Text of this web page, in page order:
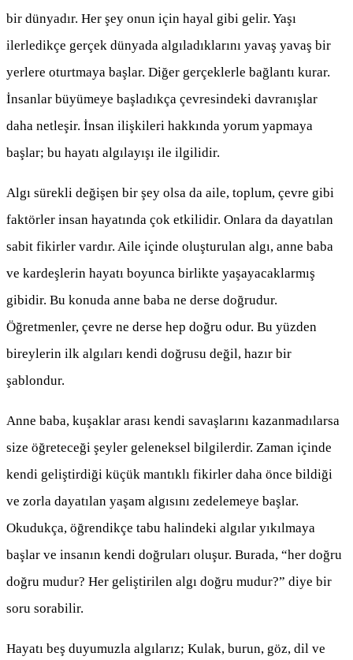
bir dünyadır. Her şey onun için hayal gibi gelir. Yaşı
ilerledikçe gerçek dünyada algıladıklarını yavaş yavaş bir
yerlere oturtmaya başlar. Diğer gerçeklerle bağlantı kurar.
İnsanlar büyümeye başladıkça çevresindeki davranışlar
daha netleşir. İnsan ilişkileri hakkında yorum yapmaya
başlar; bu hayatı algılayışı ile ilgilidir.
Algı sürekli değişen bir şey olsa da aile, toplum, çevre gibi
faktörler insan hayatında çok etkilidir. Onlara da dayatılan
sabit fikirler vardır. Aile içinde oluşturulan algı, anne baba
ve kardeşlerin hayatı boyunca birlikte yaşayacaklarmış
gibidir. Bu konuda anne baba ne derse doğrudur.
Öğretmenler, çevre ne derse hep doğru odur. Bu yüzden
bireylerin ilk algıları kendi doğrusu değil, hazır bir
şablondur.
Anne baba, kuşaklar arası kendi savaşlarını kazanmadılarsa
size öğreteceği şeyler geleneksel bilgilerdir. Zaman içinde
kendi geliştirdiği küçük mantıklı fikirler daha önce bildiği
ve zorla dayatılan yaşam algısını zedelemeye başlar.
Okudukça, öğrendikçe tabu halindeki algılar yıkılmaya
başlar ve insanın kendi doğruları oluşur. Burada, “her doğru
doğru mudur? Her geliştirilen algı doğru mudur?” diye bir
soru sorabilir.
Hayatı beş duyumuzla algılarız; Kulak, burun, göz, dil ve